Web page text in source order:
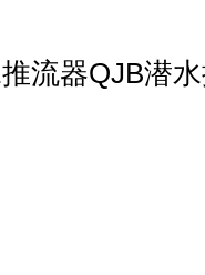
流器QJB潜